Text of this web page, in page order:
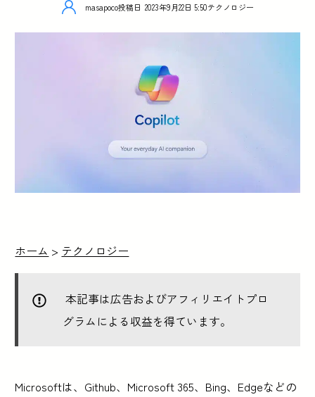
masapoco投稿日 2023年9月22日 5:50テクノロジー
ホーム > テクノロジー
本記事は広告およびアフィリエイトプロ
グラムによる収益を得ています。
Microsoftは、Github、Microsoft 365、Bing、Edgeなどの